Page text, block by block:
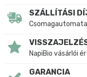
SZÁLLÍTÁSI
NapiBio vásárlói
GARANCIA